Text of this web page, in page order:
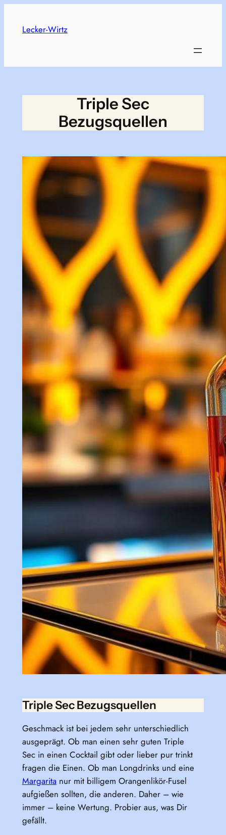
content
Lecker-Wirtz
Triple Sec
Bezugsquellen
Triple Sec Bezugsquellen
Geschmack ist bei jedem sehr unterschiedlich
ausgeprägt. Ob man einen sehr guten Triple
Sec in einen Cocktail gibt oder lieber pur trinkt
fragen die Einen. Ob man Longdrinks und eine
Margarita nur mit billigem Orangenlikör-Fusel
aufgießen sollten, die anderen. Daher – wie
immer – keine Wertung. Probier aus, was Dir
gefällt.